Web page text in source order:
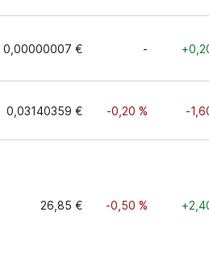
0,00000007 € -
0,03140359 € -0,20 % -
26,85 € -0,50 %